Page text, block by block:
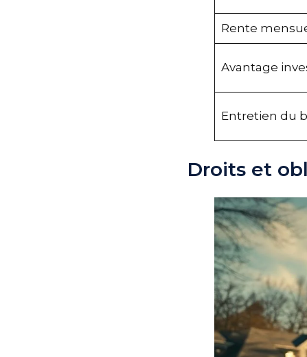
Rente
Avantage
Entretien du
Droits et